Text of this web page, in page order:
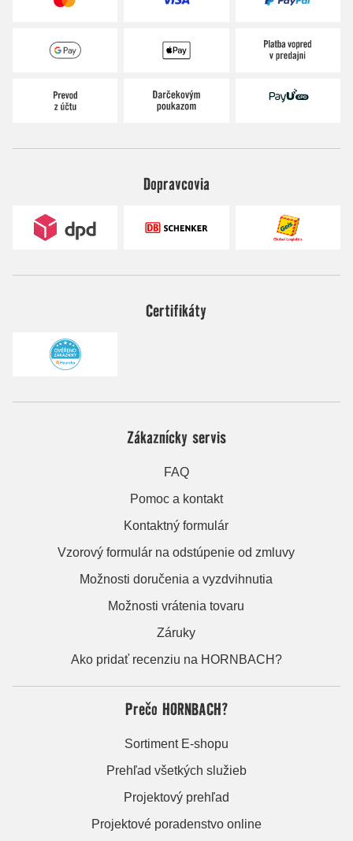
Dopravcovia
Certifikáty
Zákaznícky servis
FAQ
Pomoc a kontakt
Kontaktný formulár
Vzorový formulár na odstúpenie od zmluvy
Možnosti doručenia a vyzdvihnutia
Možnosti vrátenia tovaru
Záruky
Ako pridať recenziu na HORNBACH?
Prečo HORNBACH?
Sortiment E-shopu
Prehľad všetkých služieb
Projektový prehľad
Projektové poradenstvo online